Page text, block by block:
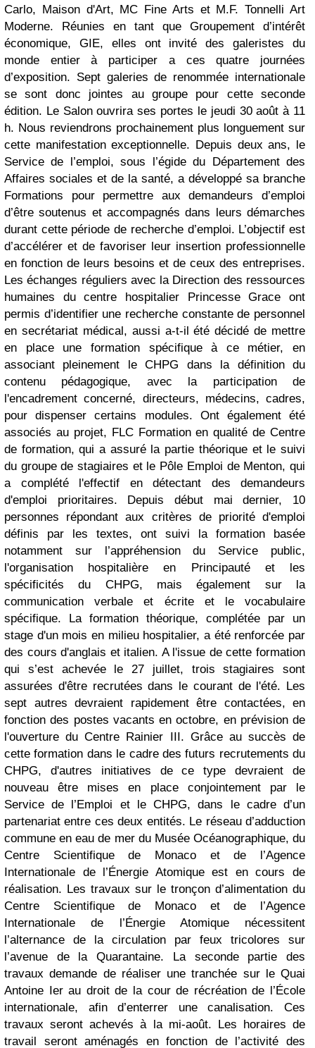
Carlo, Maison d'Art, MC Fine Arts et M.F. Tonnelli Art
Moderne. Réunies en tant que Groupement d’intérêt
économique, GIE, elles ont invité des galeristes du
monde entier à participer a ces quatre journées
d’exposition. Sept galeries de renommée internationale
se sont donc jointes au groupe pour cette seconde
édition. Le Salon ouvrira ses portes le jeudi 30 août à 11
h. Nous reviendrons prochainement plus longuement sur
cette manifestation exceptionnelle. Depuis deux ans, le
Service de l’emploi, sous l’égide du Département des
Affaires sociales et de la santé, a développé sa branche
Formations pour permettre aux demandeurs d’emploi
d’être soutenus et accompagnés dans leurs démarches
durant cette période de recherche d’emploi. L’objectif est
d’accélérer et de favoriser leur insertion professionnelle
en fonction de leurs besoins et de ceux des entreprises.
Les échanges réguliers avec la Direction des ressources
humaines du centre hospitalier Princesse Grace ont
permis d’identifier une recherche constante de personnel
en secrétariat médical, aussi a-t-il été décidé de mettre
en place une formation spécifique à ce métier, en
associant pleinement le CHPG dans la définition du
contenu pédagogique, avec la participation de
l'encadrement concerné, directeurs, médecins, cadres,
pour dispenser certains modules. Ont également été
associés au projet, FLC Formation en qualité de Centre
de formation, qui a assuré la partie théorique et le suivi
du groupe de stagiaires et le Pôle Emploi de Menton, qui
a complété l'effectif en détectant des demandeurs
d'emploi prioritaires. Depuis début mai dernier, 10
personnes répondant aux critères de priorité d'emploi
définis par les textes, ont suivi la formation basée
notamment sur l’appréhension du Service public,
l'organisation hospitalière en Principauté et les
spécificités du CHPG, mais également sur la
communication verbale et écrite et le vocabulaire
spécifique. La formation théorique, complétée par un
stage d'un mois en milieu hospitalier, a été renforcée par
des cours d'anglais et italien. A l'issue de cette formation
qui s’est achevée le 27 juillet, trois stagiaires sont
assurées d'être recrutées dans le courant de l'été. Les
sept autres devraient rapidement être contactées, en
fonction des postes vacants en octobre, en prévision de
l'ouverture du Centre Rainier III. Grâce au succès de
cette formation dans le cadre des futurs recrutements du
CHPG, d'autres initiatives de ce type devraient de
nouveau être mises en place conjointement par le
Service de l’Emploi et le CHPG, dans le cadre d’un
partenariat entre ces deux entités. Le réseau d’adduction
commune en eau de mer du Musée Océanographique, du
Centre Scientifique de Monaco et de l’Agence
Internationale de l’Énergie Atomique est en cours de
réalisation. Les travaux sur le tronçon d’alimentation du
Centre Scientifique de Monaco et de l’Agence
Internationale de l’Énergie Atomique nécessitent
l’alternance de la circulation par feux tricolores sur
l’avenue de la Quarantaine. La seconde partie des
travaux demande de réaliser une tranchée sur le Quai
Antoine Ier au droit de la cour de récréation de l’École
internationale, afin d’enterrer une canalisation. Ces
travaux seront achevés à la mi-août. Les horaires de
travail seront aménagés en fonction de l’activité des